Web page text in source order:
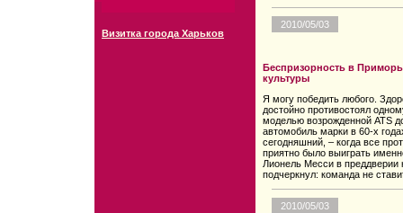
Визитка города Харьков
2010/05/03
Беспризорность в
культуры
Я могу победить любого.
достойно противостоял
моделью возрожденной ATS
автомобиль марки в 60-х
сегодняшний, – когда все
приятно было выиграть
Лионель Месси в преддверии
подчеркнул: команда не
2010/05/03